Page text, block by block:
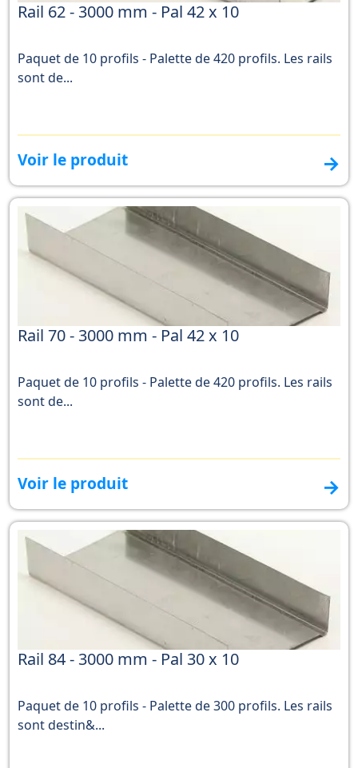
Rail 62 - 3000 mm - Pal 42 x 10
Paquet de 10 profils - Palette de 420 profils. Les rails
sont de...
Voir le produit →
Rail 70 - 3000 mm - Pal 42 x 10
Paquet de 10 profils - Palette de 420 profils. Les rails
sont de...
Voir le produit →
Rail 84 - 3000 mm - Pal 30 x 10
Paquet de 10 profils - Palette de 300 profils. Les rails
sont destin&...